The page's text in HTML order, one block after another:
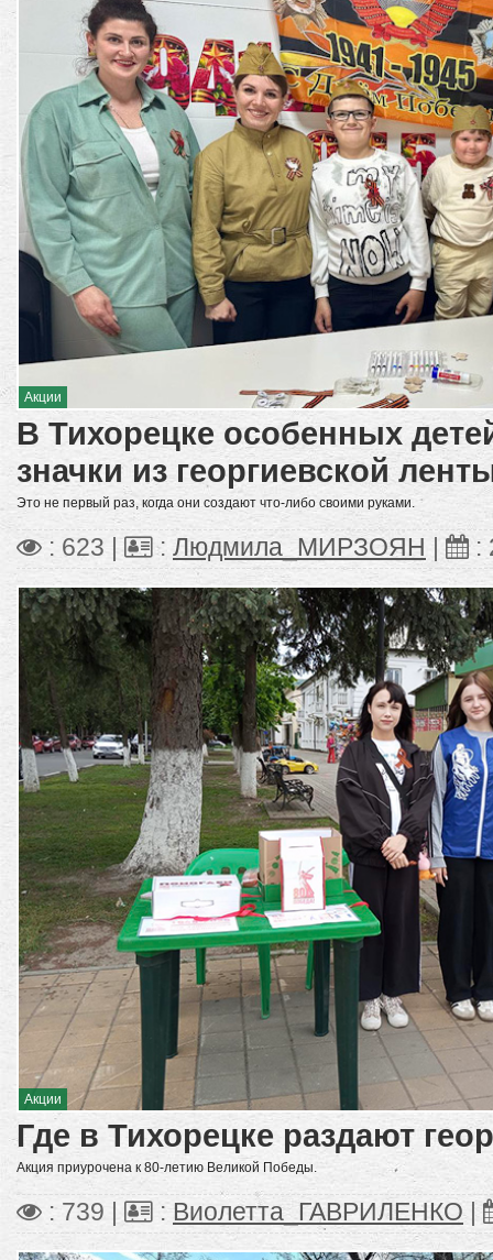
Акции
В Тихорецке особенных
значки из георгиевской
Это не первый раз, когда они создают что-либо своими руками.
: 623 | : Людмила_МИРЗОЯН :
Акции
Где в Тихорецке раздают
Акция приурочена к 80-летию Великой Победы.
: 739 | : Виолетта_ГАВРИЛЕНКО|